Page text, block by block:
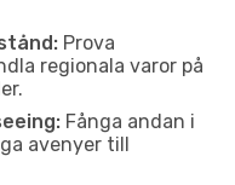
Prova
regionala varor på
Fånga andan i
avenyer till